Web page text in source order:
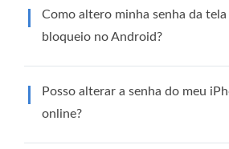
Como altero minha senha da tela
bloqueio no Android?
Posso alterar a senha do meu
online?